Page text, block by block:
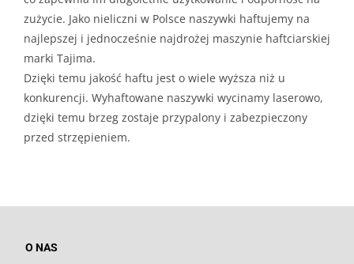
zużycie. Jako nieliczni w Polsce naszywki haftujemy na
najlepszej i jednocześnie najdrożej maszynie haftciarskiej
marki Tajima.
Dzięki temu jakość haftu jest o wiele wyższa niż u
konkurencji. Wyhaftowane naszywki wycinamy laserowo,
dzięki temu brzeg zostaje przypalony i zabezpieczony
przed strzępieniem.
O NAS